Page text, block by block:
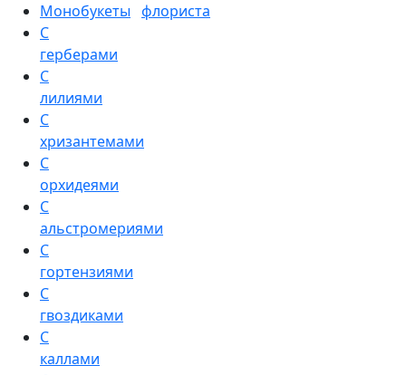
Монобукеты
С
герберами
С
лилиями
С
хризантемами
С
орхидеями
С
альстромериями
С
гортензиями
С
гвоздиками
С
каллами
флориста